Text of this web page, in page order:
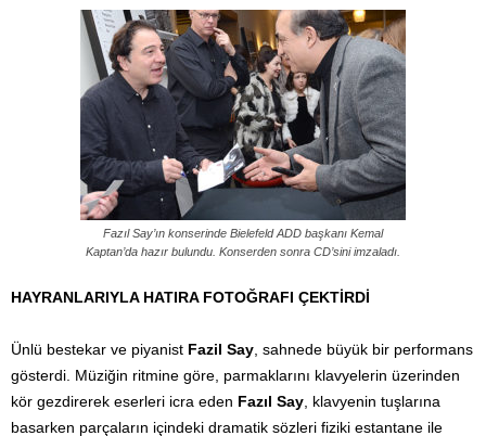
Fazıl Say’ın konserinde Bielefeld ADD başkanı Kemal
Kaptan’da hazır bulundu. Konserden sonra CD’sini imzaladı.
HAYRANLARIYLA HATIRA FOTOĞRAFI ÇEKTİRDİ
Ünlü bestekar ve piyanist Fazil Say , sahnede büyük bir performans
gösterdi. Müziğin ritmine göre, parmaklarını klavyelerin üzerinden
kör gezdirerek eserleri icra eden Fazıl Say , klavyenin tuşlarına
basarken parçaların içindeki dramatik sözleri fiziki estantane ile